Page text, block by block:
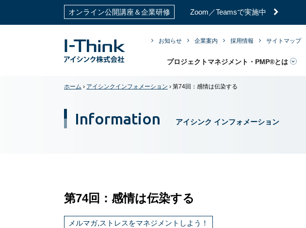
オンライン公開講座＆企業研修 Zoom／Teamsで実施中
お知らせ 企業案内 採用情報 サイトマップ
プロジェクトマネジメント・PMP®とは
Information アイシンク インフォメーション
ホーム › アイシンクインフォメーション › 第74回：感情は伝染する
第74回：感情は伝染する
メルマガ,ストレスをマネジメントしよう！